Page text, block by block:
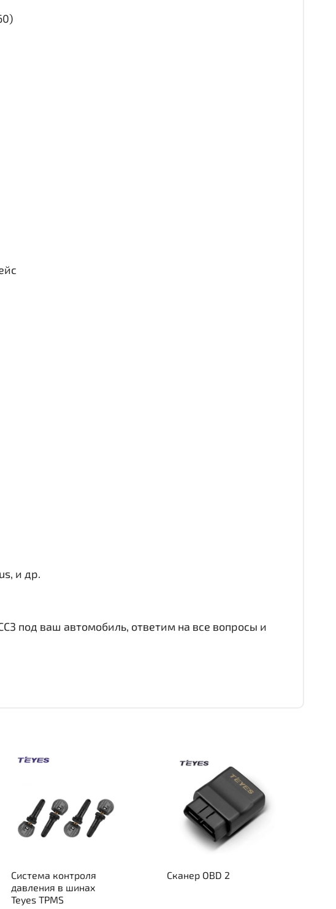
и др.
под ваш автомобиль, ответим на все вопросы и
Система контроля
давления в шинах
Teyes TPMS
Сканер OBD 2